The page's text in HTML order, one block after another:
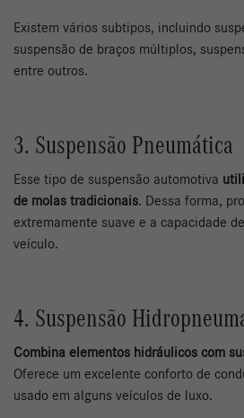
Existem vários subtipos, incluindo
suspensão de braços múltiplos,
entre outros.
3. Suspensão Pneumática
Esse tipo de suspensão automotiva
de molas tradicionais. Dessa forma,
extremamente suave e a capacidade
veículo.
4. Suspensão
Combina elementos hidráulicos com
Oferece um excelente conforto de
usado em alguns veículos de luxo.